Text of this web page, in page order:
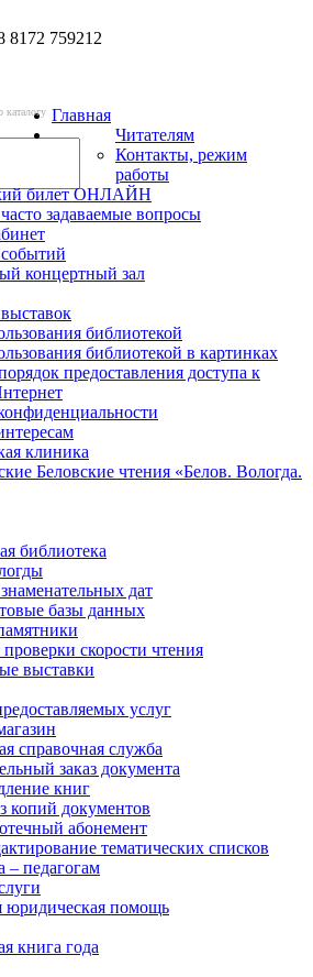
8172 759212
каталогу Главная
Читателям
Контакты, режим
работы
билет ОНЛАЙН
задаваемые вопросы
концертный зал
библиотекой
библиотекой в картинках
предоставления доступа к
клиника
Беловские чтения «Белов. Вологда.
библиотека
дат
базы данных
проверки скорости чтения
выставки
услуг
справочная служба
заказ документа
книг
копий документов
абонемент
тематических списков
– педагогам
юридическая помощь
книга года